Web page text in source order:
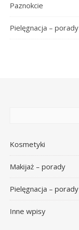
Paznokcie
Pielęgnacja – porady
Kosmetyki
Makijaż – porady
Pielęgnacja – porady
Inne wpisy